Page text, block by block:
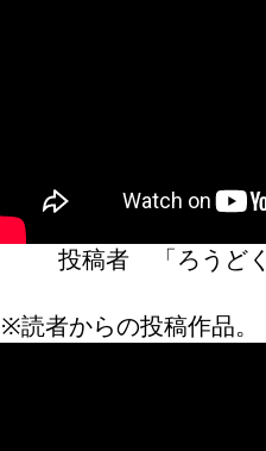
投稿者 「ろう
※読者からの投稿作品